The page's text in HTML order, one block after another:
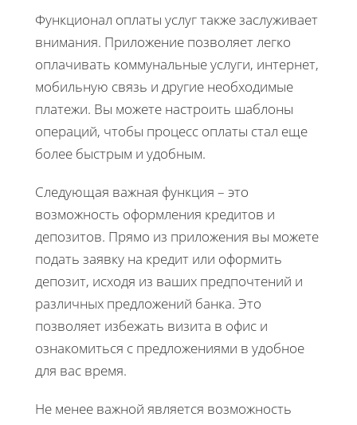
Функционал оплаты услуг также заслуживает
внимания. Приложение позволяет легко
оплачивать коммунальные услуги, интернет,
мобильную связь и другие необходимые
платежи. Вы можете настроить шаблоны
операций, чтобы процесс оплаты стал еще
более быстрым и удобным.
Следующая важная функция – это
возможность оформления кредитов и
депозитов. Прямо из приложения вы можете
подать заявку на кредит или оформить
депозит, исходя из ваших предпочтений и
различных предложений банка. Это
позволяет избежать визита в офис и
ознакомиться с предложениями в удобное
для вас время.
Не менее важной является возможность